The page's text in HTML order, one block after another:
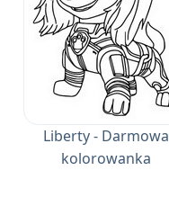
Liberty - Darmowa
kolorowanka